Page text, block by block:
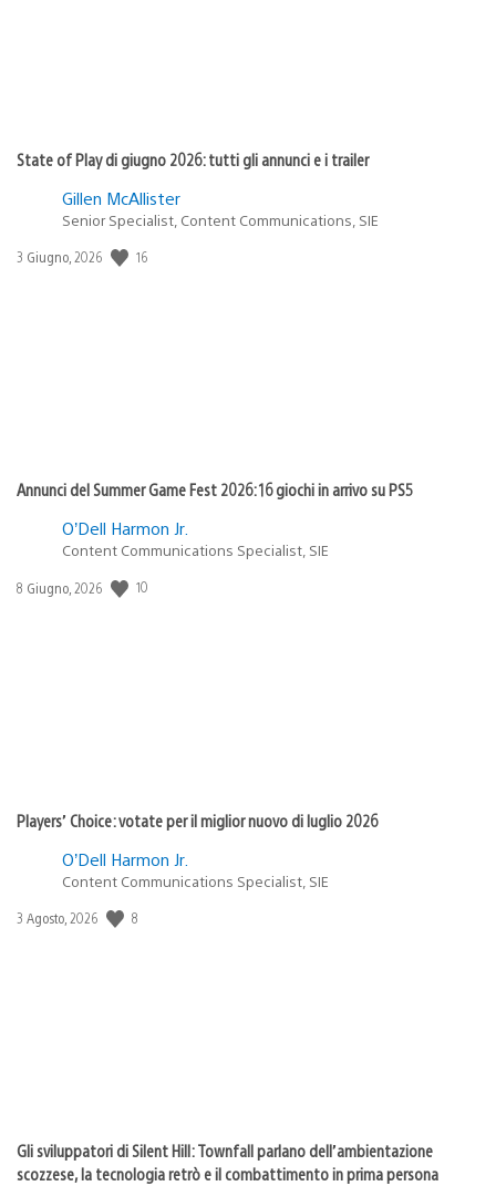
State of Play di giugno 2026: tutti gli annunci e i trailer
Gillen McAllister
Senior Specialist, Content Communications, SIE
Data
3 Giugno, 2026 16
Annunci del Summer Game Fest 2026: 16 giochi in arrivo su PS5
O’Dell Harmon Jr.
Content Communications Specialist, SIE
Data
8 Giugno, 2026 10
Players’ Choice: votate per il miglior nuovo di luglio 2026
O’Dell Harmon Jr.
Content Communications Specialist, SIE
Data
3 Agosto, 2026 8
Gli sviluppatori di Silent Hill: Townfall parlano dell’ambientazione
scozzese, la tecnologia retrò e il combattimento in prima persona